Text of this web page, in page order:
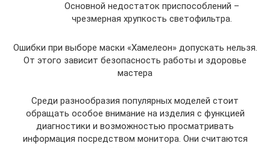
Основной недостаток приспособлений –
чрезмерная хрупкость светофильтра.
Ошибки при выборе маски «Хамелеон» допускать нельзя.
От этого зависит безопасность работы и здоровье
мастера
Среди разнообразия популярных моделей стоит
обращать особое внимание на изделия с функцией
диагностики и возможностью просматривать
информация посредством монитора. Они считаются